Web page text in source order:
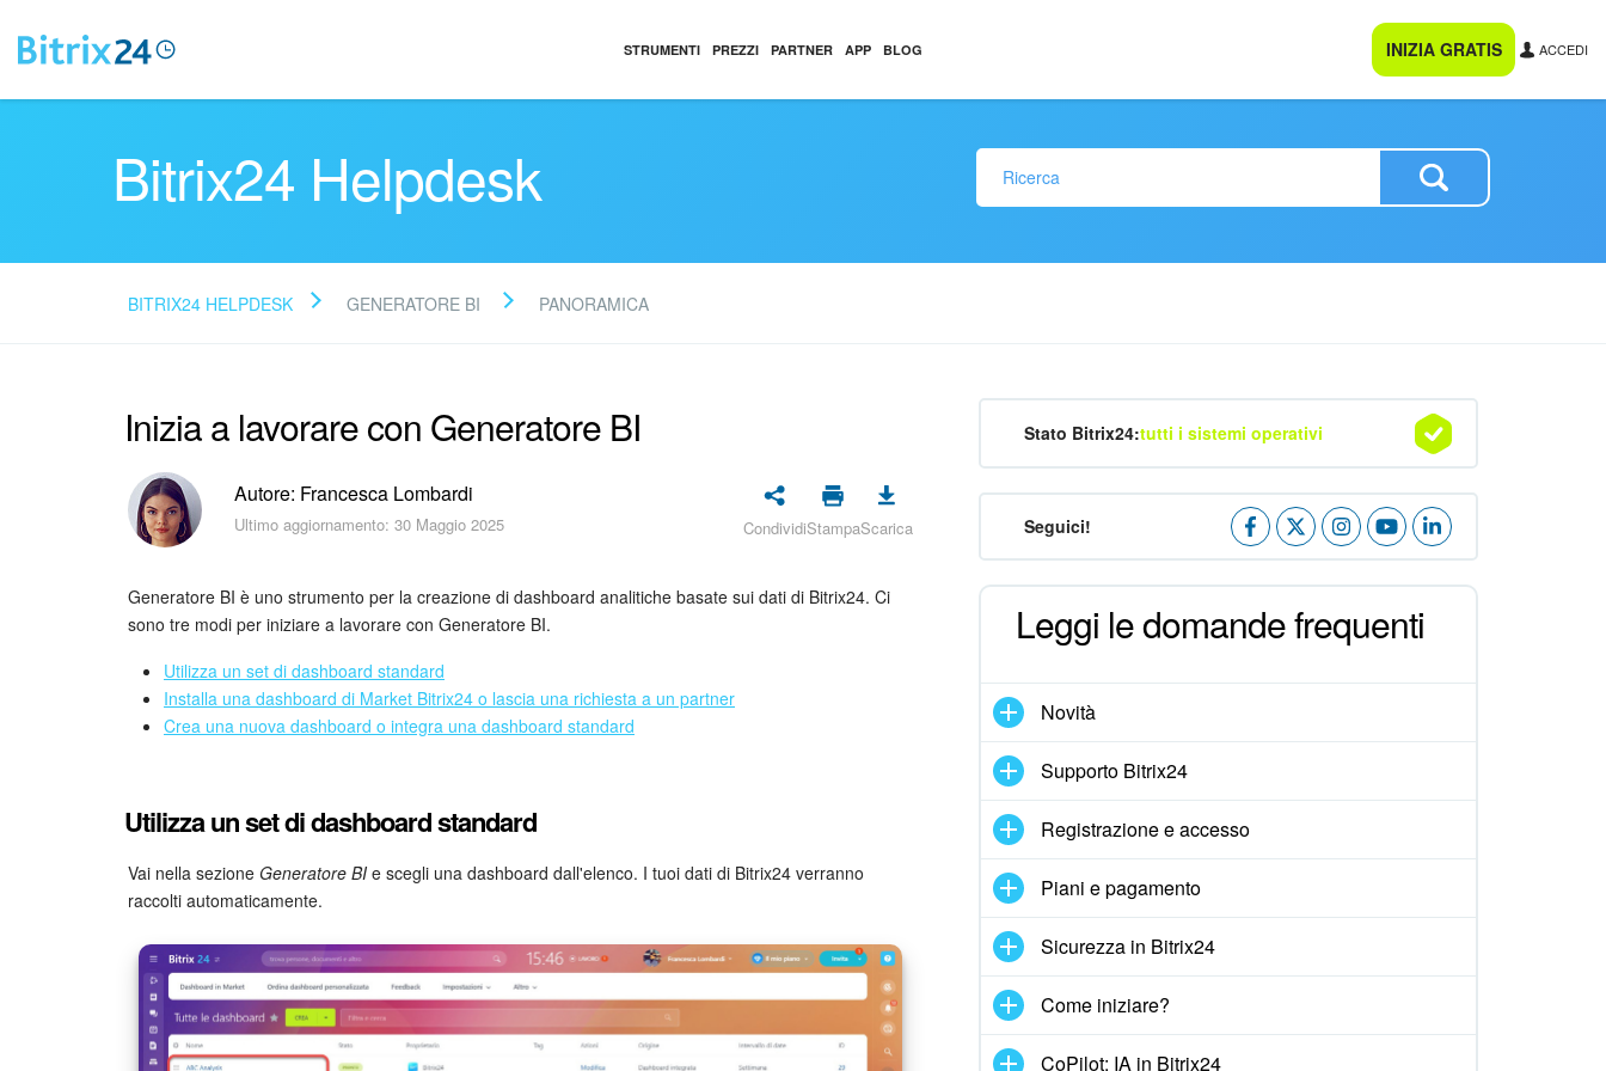
STRUMENTI PREZZI PARTNER APP BLOG INIZIA GRATIS ACCEDI
Bitrix24 Helpdesk
BITRIX24 HELPDESK GENERATORE BI PANORAMICA
Inizia a lavorare con Generatore BI
Autore: Francesca Lombardi
Ultimo aggiornamento: 30 Maggio 2025 CondividiStampaScarica
Generatore BI è uno strumento per la creazione di dashboard analitiche basate sui dati di Bitrix24. Ci
sono tre modi per iniziare a lavorare con Generatore BI.
Utilizza un set di dashboard standard
Installa una dashboard di Market Bitrix24 o lascia una richiesta a un partner
Crea una nuova dashboard o integra una dashboard standard
Utilizza un set di dashboard standard
Vai nella sezione Generatore BI e scegli una dashboard dall'elenco. I tuoi dati di Bitrix24 verranno
raccolti automaticamente.
Stato Bitrix24:tutti i sistemi operativi
Seguici!
Leggi le domande frequenti
Novità
Supporto Bitrix24
Registrazione e accesso
Piani e pagamento
Sicurezza in Bitrix24
Come iniziare?
CoPilot: IA in Bitrix24